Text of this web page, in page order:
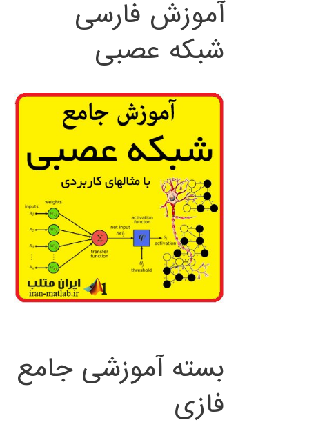
آموزش فارسی
شبکه عصبی
بسته آموزشی جامع
فازی